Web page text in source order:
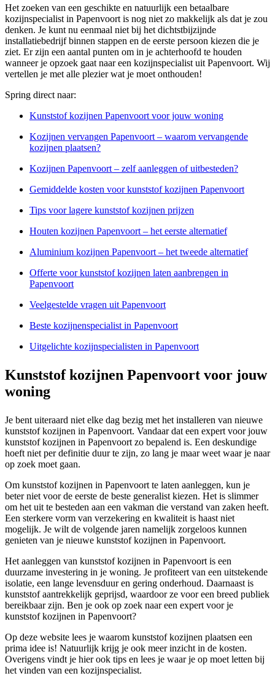
Het zoeken van een geschikte en natuurlijk een betaalbare
kozijnspecialist in Papenvoort is nog niet zo makkelijk als dat je zou
denken. Je kunt nu eenmaal niet bij het dichtstbijzijnde
installatiebedrijf binnen stappen en de eerste persoon kiezen die je
ziet. Er zijn een aantal punten om in je achterhoofd te houden
wanneer je opzoek gaat naar een kozijnspecialist uit Papenvoort. Wij
vertellen je met alle plezier wat je moet onthouden!
Spring direct naar:
Kunststof kozijnen Papenvoort voor jouw woning
Kozijnen vervangen Papenvoort – waarom vervangende
kozijnen plaatsen?
Kozijnen Papenvoort – zelf aanleggen of uitbesteden?
Gemiddelde kosten voor kunststof kozijnen Papenvoort
Tips voor lagere kunststof kozijnen prijzen
Houten kozijnen Papenvoort – het eerste alternatief
Aluminium kozijnen Papenvoort – het tweede alternatief
Offerte voor kunststof kozijnen laten aanbrengen in
Papenvoort
Veelgestelde vragen uit Papenvoort
Beste kozijnenspecialist in Papenvoort
Uitgelichte kozijnspecialisten in Papenvoort
Kunststof kozijnen Papenvoort voor jouw
woning
Je bent uiteraard niet elke dag bezig met het installeren van nieuwe
kunststof kozijnen in Papenvoort. Vandaar dat een expert voor jouw
kunststof kozijnen in Papenvoort zo bepalend is. Een deskundige
hoeft niet per definitie duur te zijn, zo lang je maar weet waar je naar
op zoek moet gaan.
Om kunststof kozijnen in Papenvoort te laten aanleggen, kun je
beter niet voor de eerste de beste generalist kiezen. Het is slimmer
om het uit te besteden aan een vakman die verstand van zaken heeft.
Een sterkere vorm van verzekering en kwaliteit is haast niet
mogelijk. Je wilt de volgende jaren namelijk zorgeloos kunnen
genieten van je nieuwe kunststof kozijnen in Papenvoort.
Het aanleggen van kunststof kozijnen in Papenvoort is een
duurzame investering in je woning. Je profiteert van een uitstekende
isolatie, een lange levensduur en gering onderhoud. Daarnaast is
kunststof aantrekkelijk geprijsd, waardoor ze voor een breed publiek
bereikbaar zijn. Ben je ook op zoek naar een expert voor je
kunststof kozijnen in Papenvoort?
Op deze website lees je waarom kunststof kozijnen plaatsen een
prima idee is! Natuurlijk krijg je ook meer inzicht in de kosten.
Overigens vindt je hier ook tips en lees je waar je op moet letten bij
het vinden van een kozijnspecialist.